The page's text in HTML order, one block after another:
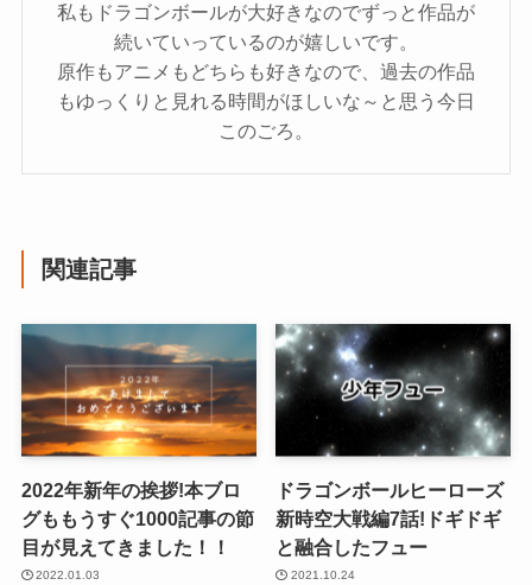
私もドラゴンボールが大好きなのでずっと作品が
続いていっているのが嬉しいです。
原作もアニメもどちらも好きなので、過去の作品
もゆっくりと見れる時間がほしいな～と思う今日
このごろ。
関連記事
2022年新年の挨拶!本ブロ
グももうすぐ1000記事の節
目が見えてきました！！
2022.01.03
ドラゴンボールヒーローズ
新時空大戦編7話!ドギドギ
と融合したフュー
2021.10.24